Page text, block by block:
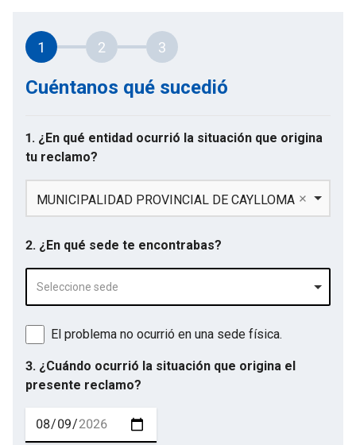
1 2 3
Cuéntanos qué sucedió
1. ¿En qué entidad ocurrió la situación que origina
tu reclamo?
MUNICIPALIDAD PROVINCIAL DE CAYLLOMA
2. ¿En qué sede te encontrabas?
Seleccione sede
El problema no ocurrió en una sede física.
3. ¿Cuándo ocurrió la situación que origina el
presente reclamo?